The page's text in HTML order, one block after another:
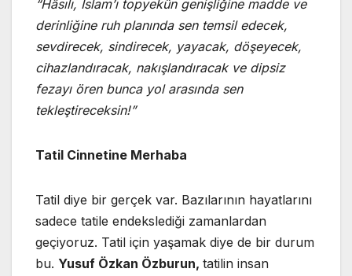
“Hâsılı, İslam’ı topyekûn genişliğine madde ve
derinliğine ruh planında sen temsil edecek,
sevdirecek, sindirecek, yayacak, döşeyecek,
cihazlandıracak, nakışlandıracak ve dipsiz
fezayı ören bunca yol arasında sen
tekleştireceksin!”
Tatil Cinnetine Merhaba
Tatil diye bir gerçek var. Bazılarının hayatlarını
sadece tatile endekslediği zamanlardan
geçiyoruz. Tatil için yaşamak diye de bir durum
bu. Yusuf Özkan Özburun, tatilin insan